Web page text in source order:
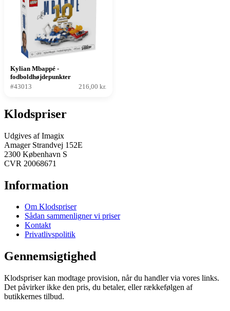
Kylian Mbappé -
fodboldhøjdepunkter
#43013
216,00 kr.
Klodspriser
Udgives af Imagix
Amager Strandvej 152E
2300 København S
CVR 20068671
Information
Om Klodspriser
Sådan sammenligner vi priser
Kontakt
Privatlivspolitik
Gennemsigtighed
Klodspriser kan modtage provision, når du handler via vores links.
Det påvirker ikke den pris, du betaler, eller rækkefølgen af
butikkernes tilbud.